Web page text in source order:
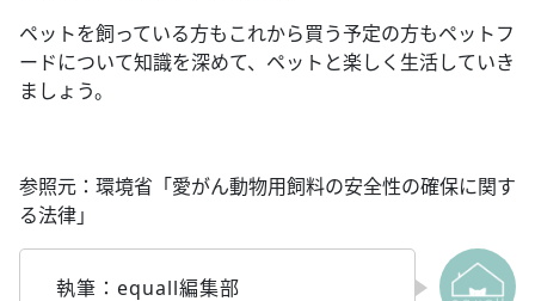
ペットを飼っている方もこれから買う予定の方もペットフ
ードについて知識を深めて、ペットと楽しく生活していき
ましょう。
参照元：環境省「愛がん動物用飼料の安全性の確保に関す
る法律」
執筆：equall編集部